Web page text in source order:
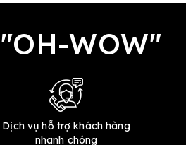
WOW"
Dịch vụ hỗ trợ khách hàng
nhanh chóng